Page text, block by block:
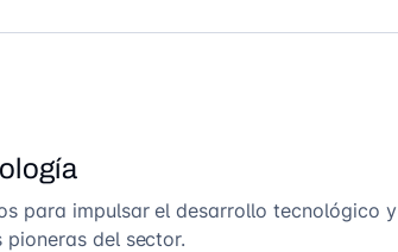
para impulsar el desarrollo tecnológico y
del sector.